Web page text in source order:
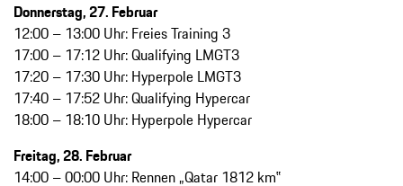
Donnerstag, 27. Februar
12:00 – 13:00 Uhr: Freies Training 3
17:00 – 17:12 Uhr: Qualifying LMGT3
17:20 – 17:30 Uhr: Hyperpole LMGT3
17:40 – 17:52 Uhr: Qualifying Hypercar
18:00 – 18:10 Uhr: Hyperpole Hypercar
Freitag, 28. Februar
14:00 – 00:00 Uhr: Rennen „Qatar 1812 km‟